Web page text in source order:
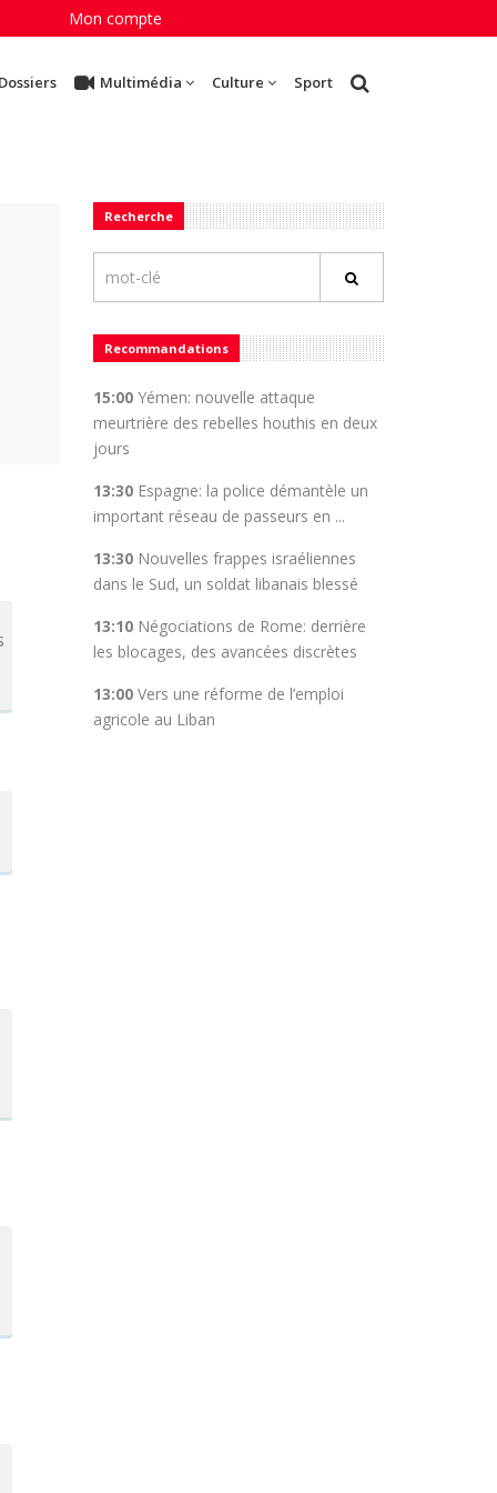
Mon compte
Multimédia Culture Sport
Recherche
Recommandations
15:00Yémen: nouvelle attaque
meurtrière des rebelles houthis en deux
jours
13:30Espagne: la police démantèle un
important réseau de passeurs en ...
13:30Nouvelles frappes israéliennes
dans le Sud, un soldat libanais blessé
13:10Négociations de Rome: derrière
les blocages, des avancées discrètes
13:00Vers une réforme de l’emploi
agricole au Liban